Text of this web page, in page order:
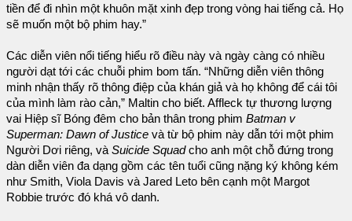
tiền để đi nhìn một khuôn mặt xinh đẹp trong vòng hai tiếng cả. Họ
sẽ muốn một bộ phim hay.”
Các diễn viên nổi tiếng hiểu rõ điều này và ngày càng có nhiều
người dạt tới các chuỗi phim bom tấn. “Những diễn viên thông
minh nhận thấy rõ thông điệp của khán giả và họ không để cái tôi
của mình làm rào cản,” Maltin cho biết. Affleck tự thương lượng
vai Hiệp sĩ Bóng đêm cho bản thân trong phim Batman v
Superman: Dawn of Justice và từ bộ phim này dẫn tới một phim
Người Dơi riêng, và Suicide Squadcho anh một chỗ đứng trong
dàn diễn viên đa dạng gồm các tên tuổi cũng nặng ký không kém
như Smith, Viola Davis và Jared Leto bên cạnh một Margot
Robbie trước đó khá vô danh.